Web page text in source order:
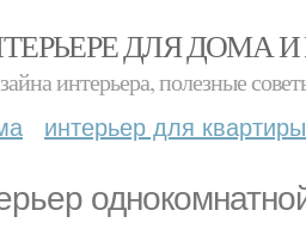
ДЛЯ ДОМА
интерьера, полезные
интерьер для квартиры